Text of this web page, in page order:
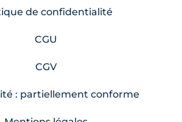
de confidentialité
CGU
CGV
: partiellement conforme